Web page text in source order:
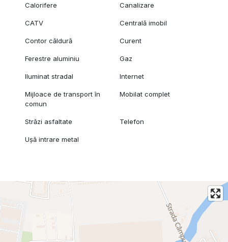
Calorifere Canalizare
CATV Centrală imobil
Contor căldură Curent
Ferestre aluminiu Gaz
Iluminat stradal Internet
Mijloace de transport în
comun
Mobilat complet
Străzi asfaltate Telefon
Ușă intrare metal